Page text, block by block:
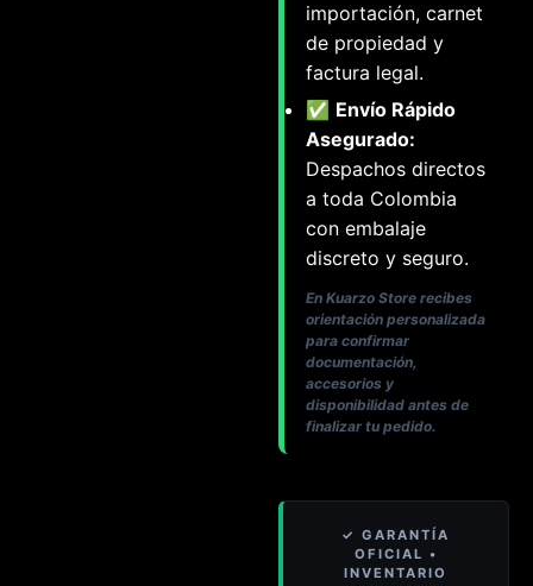
importación, carnet
de propiedad y
factura legal.
✅ Envío Rápido
Asegurado:
Despachos directos
a toda Colombia
con embalaje
discreto y seguro.
En Kuarzo Store recibes
orientación personalizada
para confirmar
documentación,
accesorios y
disponibilidad antes de
finalizar tu pedido.